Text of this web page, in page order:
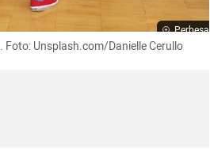
Perbesar
Unsplash.com/Danielle Cerullo